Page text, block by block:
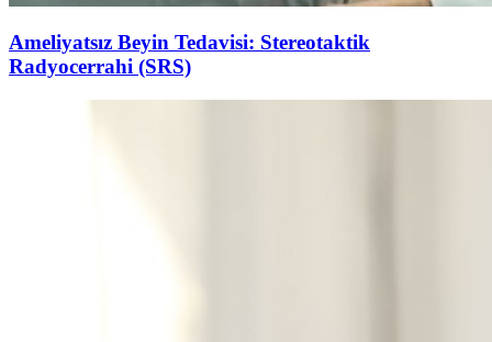
Ameliyatsız Beyin Tedavisi: Stereotaktik
Radyocerrahi (SRS)